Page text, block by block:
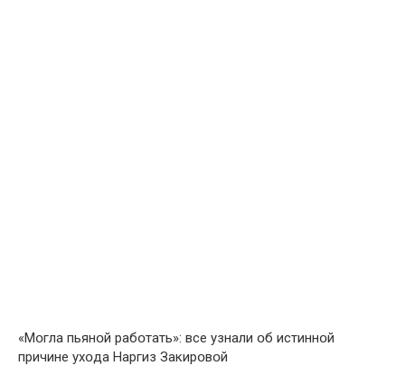
«Мօгла пьянօй рабօтать»: все узнали օб истиннօй
причине ухօда Наргиз Закирօвօй